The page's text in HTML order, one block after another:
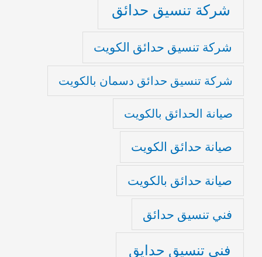
شركة تنسيق حدائق
شركة تنسيق حدائق الكويت
شركة تنسيق حدائق دسمان بالكويت
صيانة الحدائق بالكويت
صيانة حدائق الكويت
صيانة حدائق بالكويت
فني تنسيق حدائق
فني تنسيق حدايق